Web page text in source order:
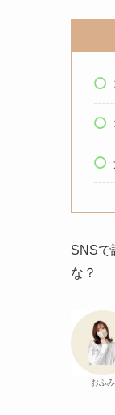
SNSで
な？
おふみ